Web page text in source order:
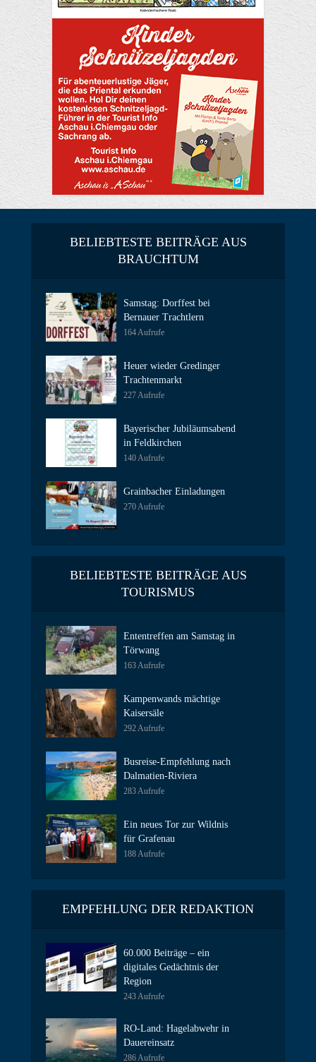
BELIEBTESTE BEITRÄGE AUS
BRAUCHTUM
Samstag: Dorffest bei
Bernauer Trachtlern
164 Aufrufe
Heuer wieder Gredinger
Trachtenmarkt
227 Aufrufe
Bayerischer Jubiläumsabend
in Feldkirchen
140 Aufrufe
Grainbacher Einladungen
270 Aufrufe
BELIEBTESTE BEITRÄGE AUS
TOURISMUS
Ententreffen am Samstag in
Törwang
163 Aufrufe
Kampenwands mächtige
Kaisersäle
292 Aufrufe
Busreise-Empfehlung nach
Dalmatien-Riviera
283 Aufrufe
Ein neues Tor zur Wildnis
für Grafenau
188 Aufrufe
EMPFEHLUNG DER REDAKTION
60.000 Beiträge – ein
digitales Gedächtnis der
Region
243 Aufrufe
RO-Land: Hagelabwehr in
Dauereinsatz
286 Aufrufe